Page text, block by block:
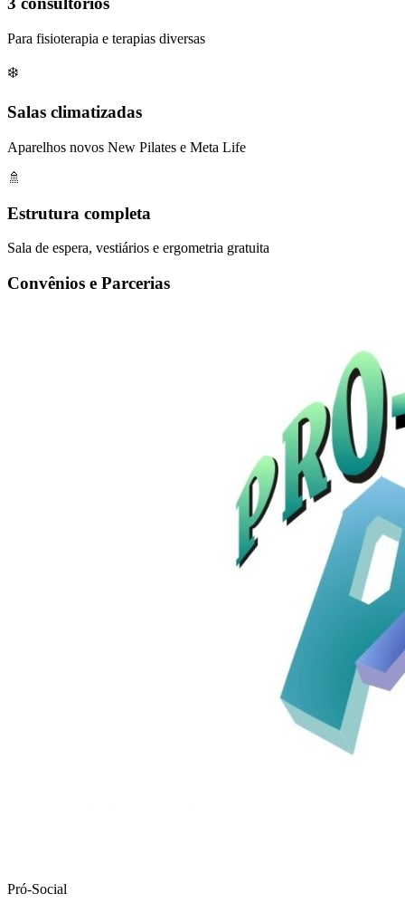
Para fisioterapia e terapias diversas
❄️
Salas climatizadas
Aparelhos novos New Pilates e Meta Life
🚿
Estrutura completa
Sala de espera, vestiários e ergometria gratuita
Convênios e Parcerias
Pró-Social